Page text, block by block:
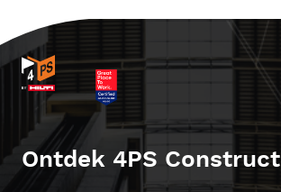
Ontdek 4PS Construct